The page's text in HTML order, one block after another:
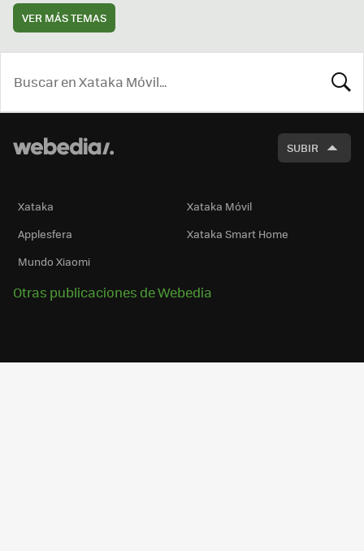
VER MÁS TEMAS
SUBIR
Xataka
Xataka Móvil
Applesfera
Xataka Smart Home
Mundo Xiaomi
Otras publicaciones de Webedia